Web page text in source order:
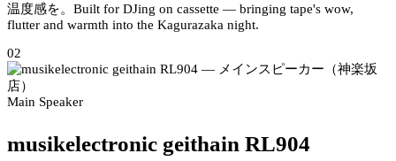
温度感を。 Built for DJing on cassette — bringing tape's wow,
flutter and warmth into the Kagurazaka night.
02
Main Speaker
musikelectronic geithain RL904